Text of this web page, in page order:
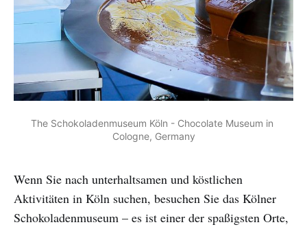
The Schokoladenmuseum Köln - Chocolate Museum in
Cologne, Germany
Wenn Sie nach unterhaltsamen und köstlichen
Aktivitäten in Köln suchen, besuchen Sie das Kölner
Schokoladenmuseum – es ist einer der spaßigsten Orte,